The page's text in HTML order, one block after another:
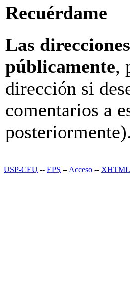
Recuérdame
Las
públicamente,
dirección si
comentarios a
posteriormente).
USP-CEU -- EPS -- Acceso -- XHTML